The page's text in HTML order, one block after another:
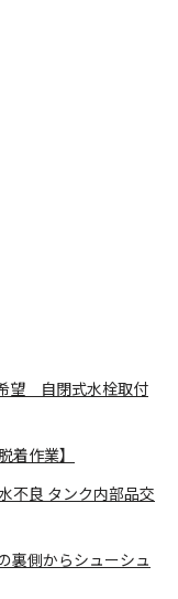
望 自閉式水栓取付
着作業】
不良 タンク内部品交
裏側からシューシュ